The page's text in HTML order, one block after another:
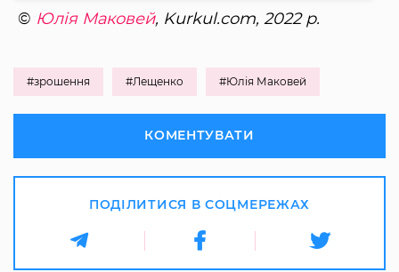
© Юлія Маковей, Kurkul.com, 2022 р.
#зрошення #Лещенко #Юлія Маковей
КОМЕНТУВАТИ
ПОДІЛИТИСЯ В СОЦМЕРЕЖАХ